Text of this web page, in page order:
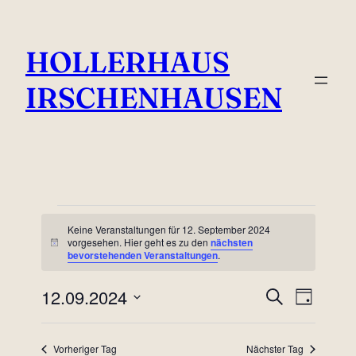
HOLLERHAUS
IRSCHENHAUSEN
Veranstaltungen
für
12.
Hinweis
Keine Veranstaltungen für 12. September 2024
vorgesehen. Hier geht es zu dennächsten
bevorstehenden Veranstaltungen.
SucheTag
12.09.2024
wählen.
Vorheriger Tag Nächster Tag